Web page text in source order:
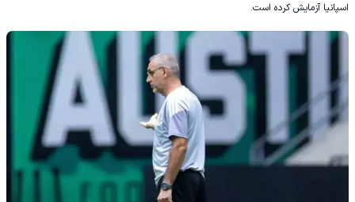
اسپانیا آزمایش کرده است.